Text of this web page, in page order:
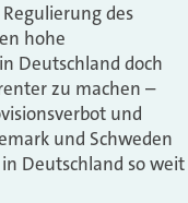
des
hohe
Deutschland doch
zu machen –
und
und Schweden
Deutschland so weit